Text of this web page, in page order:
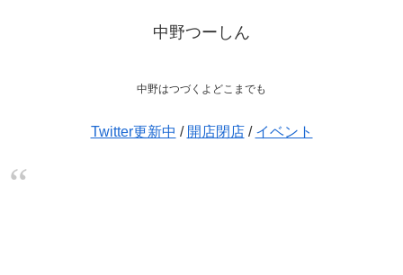
中野つーしん
中野はつづくよどこまでも
Twitter更新中 / 開店閉店/ イベント